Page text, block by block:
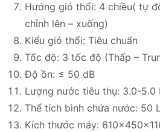
Hướng gió thổi: 4 chiều( tự
chỉnh lên – xuống)
Kiểu gió thổi: Tiêu chuẩn
Tốc độ: 3 tốc độ (Thấp –
Độ ồn: ≤ 50 dB
Lượng nước tiêu thụ: 3.0-5.0
Thể tích bình chứa nước: 50
Kích thước máy: